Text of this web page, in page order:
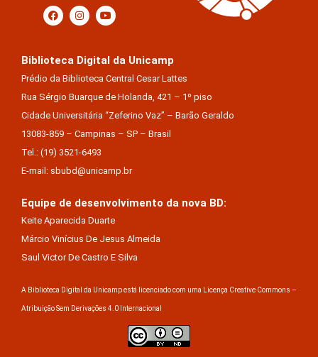
Biblioteca Digital da Unicamp
Prédio da Biblioteca Central Cesar Lattes
Rua Sérgio Buarque de Holanda, 421 – 1º piso
Cidade Universitária “Zeferino Vaz” – Barão Geraldo
13083-859 – Campinas – SP – Brasil
Tel.: (19) 3521-6493
E-mail: sbubd@unicamp.br
Equipe de desenvolvimento da nova BD:
Keite Aparecida Duarte
Márcio Vinícius De Jesus Almeida
Saul Victor De Castro E Silva
A Biblioteca Digital da Unicamp está licenciado com uma Licença Creative Commons –
Atribuição Sem Derivações 4.0 Internacional